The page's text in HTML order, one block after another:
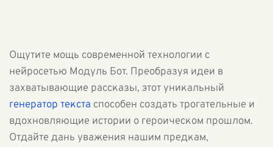
Ощутите мощь современной технологии с
нейросетью Модуль Бот. Преобразуя идеи в
захватывающие рассказы, этот уникальный
генератор текста способен создать трогательные и
вдохновляющие истории о героическом прошлом.
Отдайте дань уважения нашим предкам,